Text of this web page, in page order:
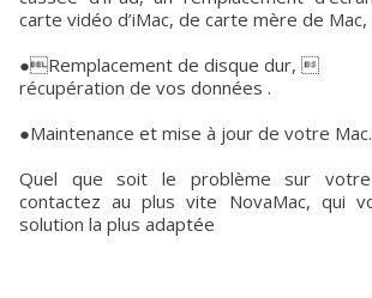
carte vidéo d’iMac, de carte mère de Mac,
●Remplacement de disque dur, 
récupération de vos données .
●Maintenance et mise à jour de votre Mac.
Quel que soit le problème sur votre
contactez au plus vite NovaMac, qui
solution la plus adaptée